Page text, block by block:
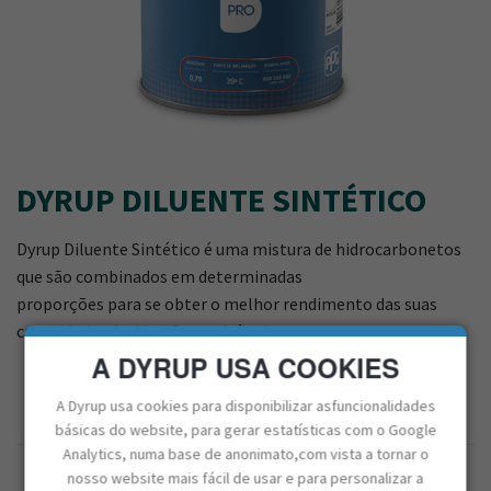
DYRUP DILUENTE SINTÉTICO
Dyrup Diluente Sintético é uma mistura de hidrocarbonetos
que são combinados em determinadas
proporções para se obter o melhor rendimento das suas
capacidades de diluição e solvência.
CAPACIDADE
A DYRUP USA COOKIES
A Dyrup usa cookies para disponibilizar asfuncionalidades
básicas do website, para gerar estatísticas com o Google
Analytics, numa base de anonimato,com vista a tornar o
nosso website mais fácil de usar e para personalizar a